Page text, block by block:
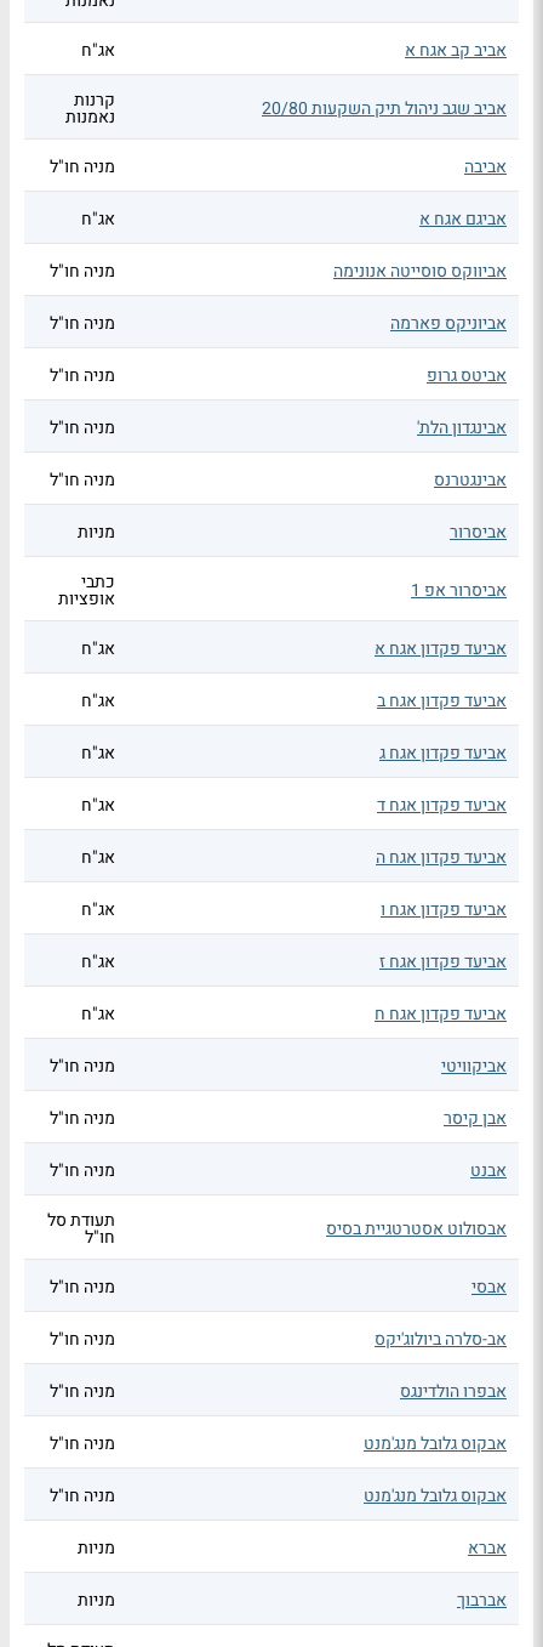
אביב קב אגח א
אג"ח
אביב שגב ניהול תיק השקעות 20/80 קרנות
נאמנות
אביבה
מניה חו"ל
אביגם אגח א אג"ח
אביווקס סוסייטה אנונימה מניה חו"ל
אביוניקס פארמה מניה חו"ל
אביטס גרופ מניה חו"ל
אבינגדון הלת' מניה חו"ל
אבינגטרנס מניה חו"ל
אביסרור מניות
אביסרור אפ 1 כתבי
אופציות
אביעד פקדון אגח א
אג"ח
אביעד פקדון אגח ב אג"ח
אביעד פקדון אגח ג אג"ח
אביעד פקדון אגח ד אג"ח
אביעד פקדון אגח ה אג"ח
אביעד פקדון אגח ו אג"ח
אביעד פקדון אגח ז אג"ח
אביעד פקדון אגח ח אג"ח
אביקוויטי מניה חו"ל
אבן קיסר מניה חו"ל
אבנט מניה חו"ל
אבסולוט אסטרטגיית בסיס תעודת סל
חו"ל
אבסי
מניה חו"ל
אב-סלרה ביולוג'יקס מניה חו"ל
אבפרו הולדינגס מניה חו"ל
אבקוס גלובל מנג'מנט מניה חו"ל
אבקוס גלובל מנג'מנט מניה חו"ל
אברא מניות
אברבוך מניות